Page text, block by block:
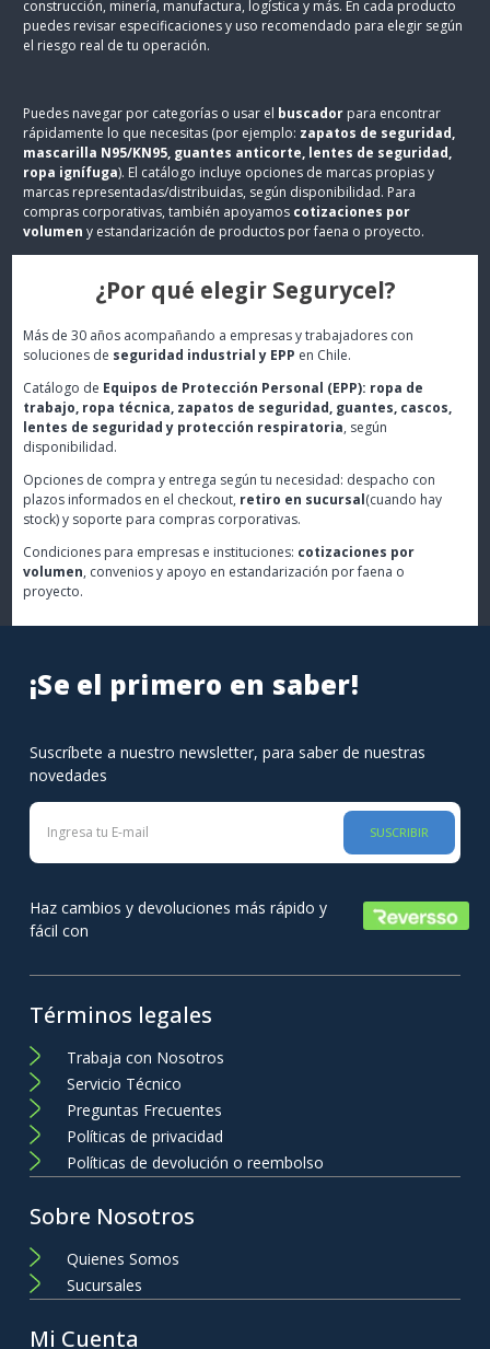
construcción, minería, manufactura, logística y más. En cada producto
puedes revisar especificaciones y uso recomendado para elegir según
el riesgo real de tu operación.
Puedes navegar por categorías o usar el buscador para encontrar
rápidamente lo que necesitas (por ejemplo: zapatos de seguridad,
mascarilla N95/KN95, guantes anticorte, lentes de seguridad,
ropa ignífuga). El catálogo incluye opciones de marcas propias y
marcas representadas/distribuidas, según disponibilidad. Para
compras corporativas, también apoyamos cotizaciones por
volumen y estandarización de productos por faena o proyecto.
¿Por qué elegir Segurycel?
Más de 30 años acompañando a empresas y trabajadores con
soluciones de seguridad industrial y EPP en Chile.
Catálogo de Equipos de Protección Personal (EPP): ropa de
trabajo, ropa técnica, zapatos de seguridad, guantes, cascos,
lentes de seguridad y protección respiratoria, según
disponibilidad.
Opciones de compra y entrega según tu necesidad: despacho con
plazos informados en el checkout, retiro en sucursal(cuando hay
stock) y soporte para compras corporativas.
Condiciones para empresas e instituciones: cotizaciones por
volumen, convenios y apoyo en estandarización por faena o
proyecto.
¡Se el primero en saber!
Suscríbete a nuestro newsletter, para saber de nuestras
novedades
SUSCRIBIR
Haz cambios y devoluciones más rápido y
fácil con
Términos legales
Trabaja con Nosotros
Servicio Técnico
Preguntas Frecuentes
Políticas de privacidad
Políticas de devolución o reembolso
Sobre Nosotros
Quienes Somos
Sucursales
Mi Cuenta